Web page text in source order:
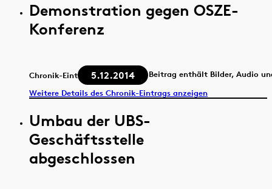
Demonstration gegen OSZE-
Konferenz
Chronik-Eintrag 5.12.2014
Beitrag enthält Bilder, Audio
Weitere Details des Chronik-Eintrags anzeigen
Umbau der UBS-
Geschäftsstelle
abgeschlossen